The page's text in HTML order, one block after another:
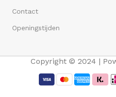
Contact
Openingstijden
Copyright © 2024 |